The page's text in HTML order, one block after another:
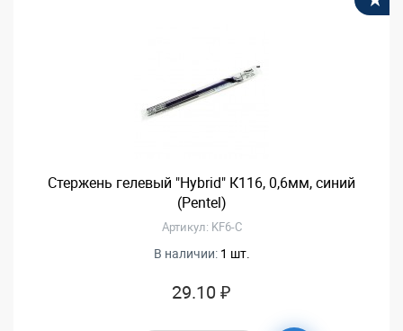
Стержень гелевый "Hybrid" К116, 0,6мм, синий
(Pentel)
Артикул: KF6-C
В наличии: 1 шт.
29.10 ₽